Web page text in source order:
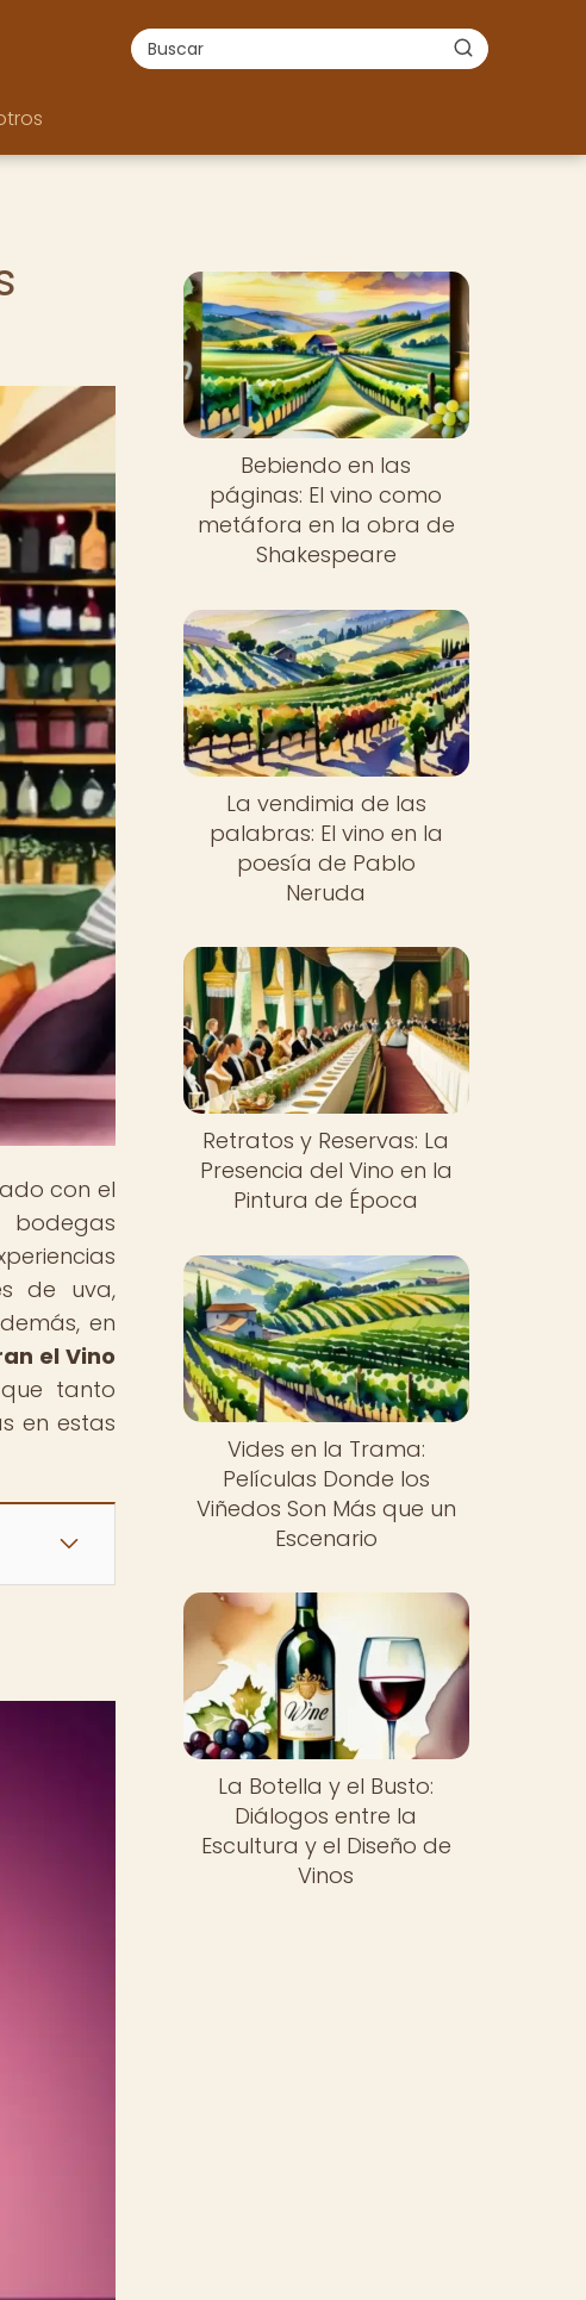
con el
bodegas
de uva,
en
el Vino
tanto
en estas
Bebiendo en las
páginas: El vino como
metáfora en la obra de
Shakespeare
La vendimia de las
palabras: El vino en la
poesía de Pablo
Neruda
Retratos y Reservas: La
Presencia del Vino en la
Pintura de Época
Vides en la Trama:
Películas Donde los
Viñedos Son Más que un
Escenario
La Botella y el Busto:
Diálogos entre la
Escultura y el Diseño de
Vinos